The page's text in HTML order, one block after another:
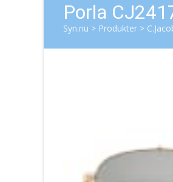
Porla
Syn.nu > Produkter >